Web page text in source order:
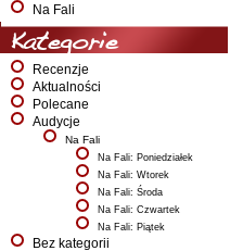
Na Fali
Kategorie
Recenzje
Aktualności
Polecane
Audycje
Na Fali
Na Fali: Poniedziałek
Na Fali: Wtorek
Na Fali: Środa
Na Fali: Czwartek
Na Fali: Piątek
Bez kategorii